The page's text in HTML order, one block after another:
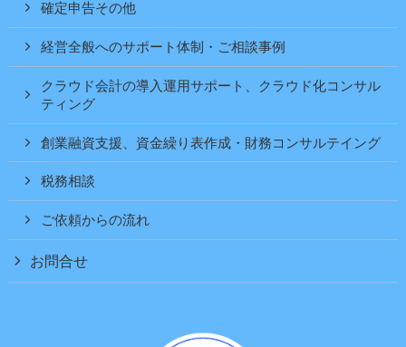
確定申告その他
経営全般へのサポート体制・ご相談事例
クラウド会計の導入運用サポート、クラウド化コンサル
ティング
創業融資支援、資金繰り表作成・財務コンサルテイング
税務相談
ご依頼からの流れ
お問合せ